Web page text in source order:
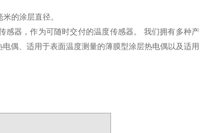
的涂层直径。
感器，作为可随时交付的温度传感器。 我们拥有多种产
偶、适用于表面温度测量的薄膜型涂层热电偶以及适用